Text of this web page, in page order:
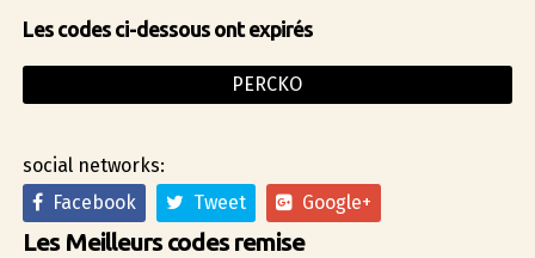
Les codes ci-dessous ont expirés
PERCKO
social networks:
Facebook
Tweet Google+
Les Meilleurs codes remise